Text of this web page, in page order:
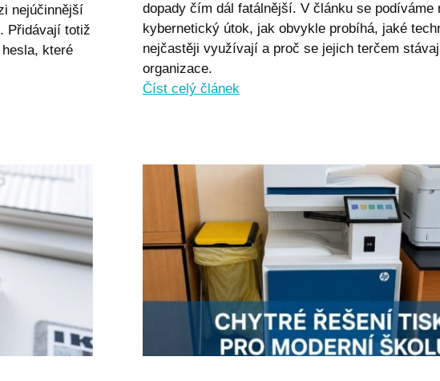
nejúčinnější
Přidávají totiž
které
dopady čím dál fatálnější. V článku se podíváme
kybernetický útok, jak obvykle probíhá, jaké
nejčastěji využívají a proč se jejich terčem
organizace.
Číst celý článek